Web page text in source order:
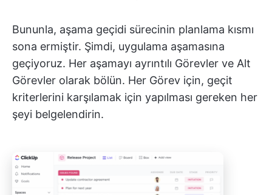
Bununla, aşama geçidi sürecinin planlama kısmı
sona ermiştir. Şimdi, uygulama aşamasına
geçiyoruz. Her aşamayı ayrıntılı Görevler ve Alt
Görevler olarak bölün. Her Görev için, geçit
kriterlerini karşılamak için yapılması gereken her
şeyi belgelendirin.